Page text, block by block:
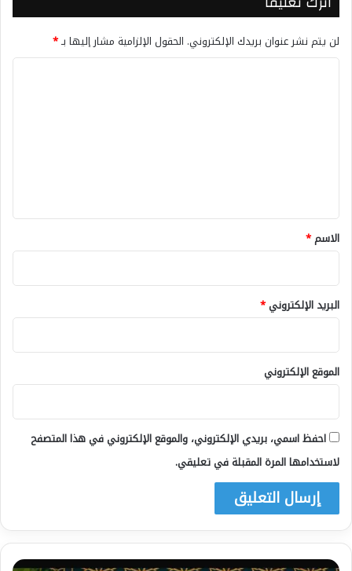
لن يتم نشر عنوان بريدك الإلكتروني. الحقول الإلزامية مشار إليها بـ*
*
الاسم*
البريد الإلكتروني*
الموقع الإلكتروني
احفظ اسمي، بريدي الإلكتروني، والموقع الإلكتروني في هذا المتصفح
لاستخدامها المرة المقبلة في تعليقي.